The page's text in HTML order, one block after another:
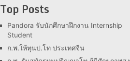
Top Posts
Pandora รับนักศึกษาฝึกงาน Internship
Student
ก.พ.ให้ทุนป.โท ประเทศจีน